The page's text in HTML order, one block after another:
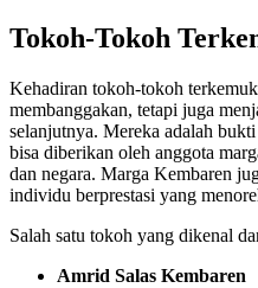
Tokoh-Tokoh
Kehadiran tokoh-tokoh
membanggakan, tetapi juga
selanjutnya. Mereka adalah
bisa diberikan oleh anggota
dan negara. Marga Kembaren
individu berprestasi yang
Salah satu tokoh yang dikenal
Amrid Salas Kembaren